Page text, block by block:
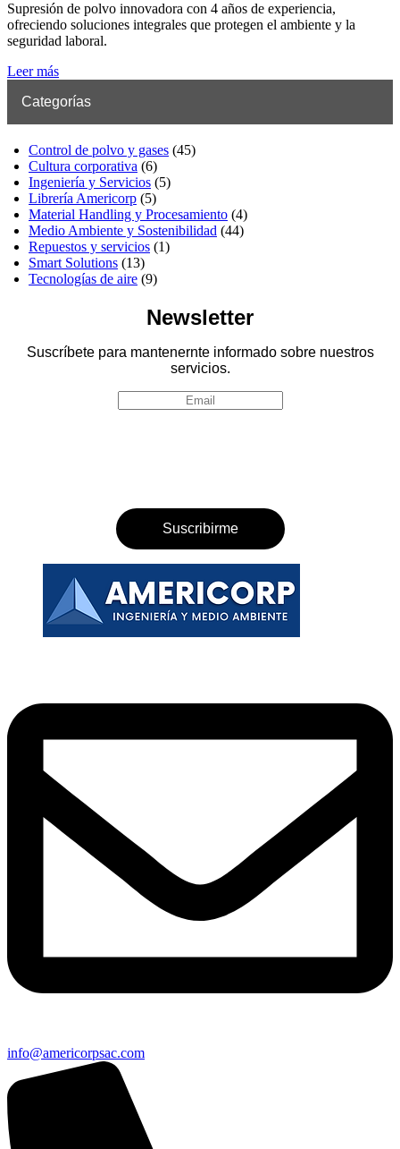
Supresión de polvo innovadora con 4 años de experiencia,
ofreciendo soluciones integrales que protegen el ambiente y la
seguridad laboral.
Leer más
Categorías
Control de polvo y gases (45)
Cultura corporativa (6)
Ingeniería y Servicios (5)
Librería Americorp (5)
Material Handling y Procesamiento (4)
Medio Ambiente y Sostenibilidad (44)
Repuestos y servicios (1)
Smart Solutions (13)
Tecnologías de aire (9)
Newsletter
Suscríbete para mantenernte informado sobre nuestros
servicios.
info@americorpsac.com